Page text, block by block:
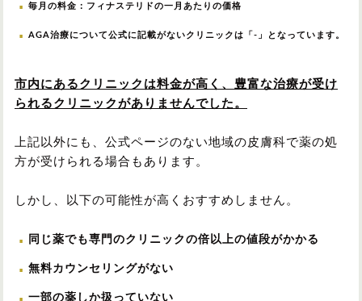
毎月の料金：フィナステリドの一月あたりの価格
AGA治療について公式に記載がないクリニックは「-」となっています。
市内にあるクリニックは料金が高く、豊富な治療が受け
られるクリニックがありませんでした。
上記以外にも、公式ページのない地域の皮膚科で薬の処
方が受けられる場合もあります。
しかし、以下の可能性が高くおすすめしません。
同じ薬でも専門のクリニックの倍以上の値段がかかる
無料カウンセリングがない
一部の薬しか扱っていない